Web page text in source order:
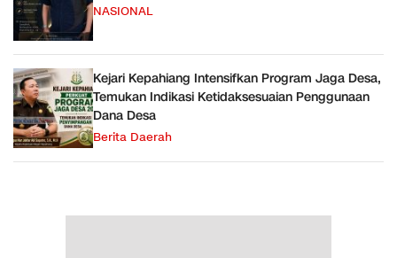
NASIONAL
Kejari Kepahiang Intensifkan Program Jaga Desa,
Temukan Indikasi Ketidaksesuaian Penggunaan
Dana Desa
Berita Daerah